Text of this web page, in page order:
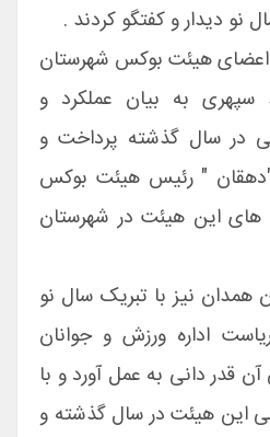
نو دیدار و کفتگو کردند .
اعضای هیئت بوکس شهرستان
سپهری به بیان عملکرد و
در سال گذشته پرداخت و
" رئیس هیئت بوکس
های این هیئت در شهرستان
نیز با تبریک سال نو
اداره ورزش و جوانان
قدر دانی به عمل آورد و با
این هیئت در سال گذشته و